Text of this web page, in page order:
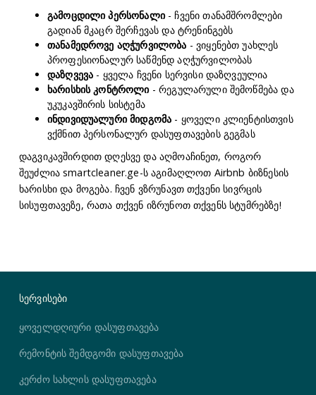
გამოცდილი პერსონალი- ჩვენი თანამშრომლები
გადიან მკაცრ შერჩევას და ტრენინგებს
თანამედროვე აღჭურვილობა - ვიყენებთ უახლეს
პროფესიონალურ საწმენდ აღჭურვილობას
დაზღვევა - ყველა ჩვენი სერვისი დაზღვეულია
ხარისხის კონტროლი- რეგულარული შემოწმება და
უკუკავშირის სისტემა
ინდივიდუალური მიდგომა - ყოველი კლიენტისთვის
ვქმნით პერსონალურ დასუფთავების გეგმას
დაგვიკავშირდით დღესვე და აღმოაჩინეთ, როგორ
შეუძლია smartcleaner.ge-ს აგიმაღლოთ Airbnb ბიზნესის
ხარისხი და მოგება. ჩვენ ვზრუნავთ თქვენი სივრცის
სისუფთავეზე, რათა თქვენ იზრუნოთ თქვენს სტუმრებზე!
სერვისები
ყოველდღიური დასუფთავება
რემონტის შემდგომი დასუფთავება
კერძო სახლის დასუფთავება